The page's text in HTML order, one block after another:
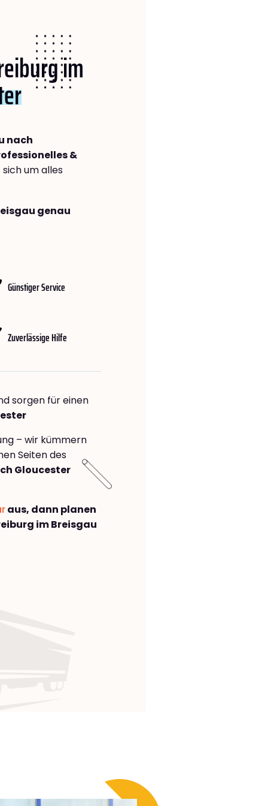
im
nach
&
sich um alles
genau
Günstiger Service
Zuverlässige Hilfe
sorgen für einen
– wir kümmern
Seiten des
Gloucester
aus, dann planen
im Breisgau